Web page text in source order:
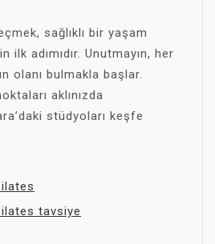
sağlıklı bir yaşam
ilk adımıdır. Unutmayın, her
olanı bulmakla başlar.
aklınızda
stüdyoları keşfe
tavsiye